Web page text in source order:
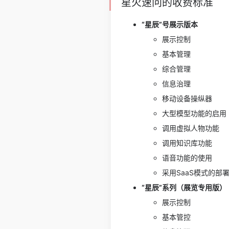
星火速问的收费标准
“星辰”号展示版本
展示控制
基本管理
综合管理
信息治理
移动设备操纵器
大型模型功能的启用
调用虚拟人物功能
调用知识库功能
语音功能的使用
采用SaaS模式的部
“星辰”系列（展览专用版）
展示控制
基本管控